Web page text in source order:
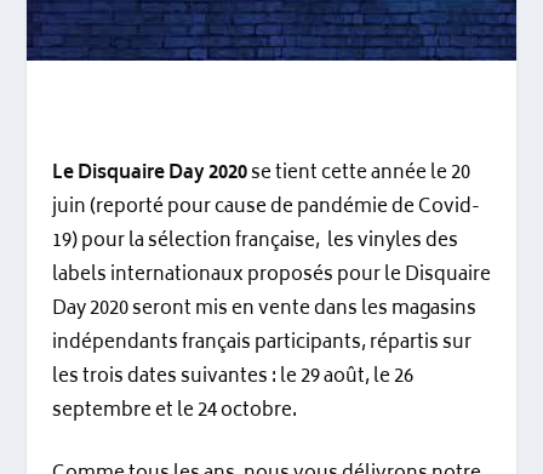
Le Disquaire Day 2020se tient cette année le 20
juin (reporté pour cause de pandémie de Covid-
19) pour la sélection française, les vinyles des
labels internationaux proposés pour le Disquaire
Day 2020 seront mis en vente dans les magasins
indépendants français participants, répartis sur
les trois dates suivantes : le 29 août, le 26
septembre et le 24 octobre.